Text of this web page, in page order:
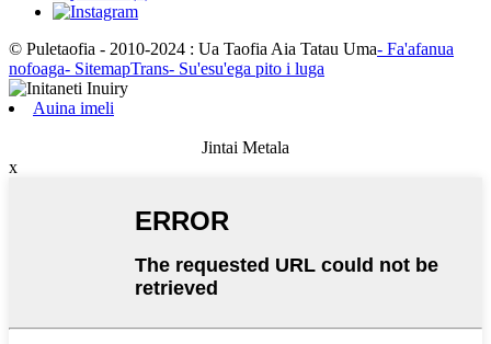
© Puletaofia - 2010-2024 : Ua Taofia Aia Tatau Uma- Fa'afanua
nofoaga- SitemapTrans- Su'esu'ega pito i luga
Auina imeli
Jintai Metala
x